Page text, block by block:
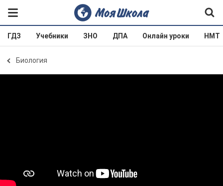
ГДЗ Учебники ЗНО ДПА Онлайн уроки НМТ
Биология